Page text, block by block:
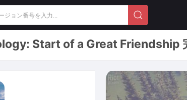
Start of a Great Friendship